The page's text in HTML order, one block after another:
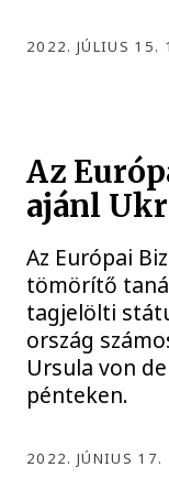
2022. JÚLIUS 15.
Az
ajánl
Az Európai
tömörítő
tagjelölti
ország
Ursula von
pénteken.
2022. JÚNIUS 17.